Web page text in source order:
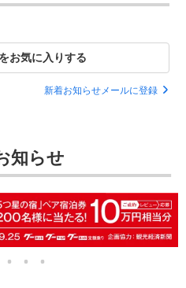
お気に入りする
新着お知らせメールに登録
知らせ